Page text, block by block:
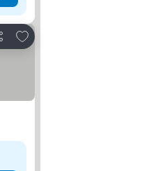
Προσθήκη στα αγαπημένα